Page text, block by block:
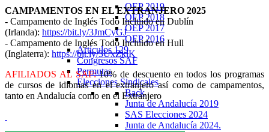
OEP 2019
OEP 2018
OEP 2017
OEP 2016
Artículos 129
Congresos SAF
Permutas
Elecciones Sindicales
Back
Junta de Andalucía 2019
SAS Elecciones 2024
Junta de Andalucía 2024.
CAMPAMENTOS EN EL EXTRANJERO 2025
- Campamento de Inglés Todo Incluido en Dublín
(Irlanda): https://bit.ly/3JmCyGJ
- Campamento de Inglés Todo Incluido en Hull
(Inglaterra): https://bit.ly/3UxZklK
AFILIADOS AL SAF:10% de descuento en todos los programas
de cursos de idiomas en el extranjero así como de campamentos,
tanto en Andalucía como en el Extranjero